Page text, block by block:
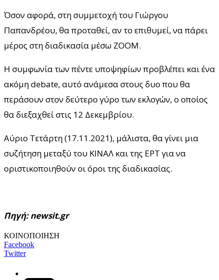
Όσον αφορά, στη συμμετοχή του Γιώργου
Παπανδρέου, θα προταθεί, αν το επιθυμεί, να πάρει
μέρος στη διαδικασία μέσω ZOOM.
Η συμφωνία των πέντε υποψηφίων προβλέπει και ένα
ακόμη debate, αυτό ανάμεσα στους δυο που θα
περάσουν στον δεύτερο γύρο των εκλογών, ο οποίος
θα διεξαχθεί στις 12 Δεκεμβρίου.
Αύριο Τετάρτη (17.11.2021), μάλιστα, θα γίνει μια
συζήτηση μεταξύ του ΚΙΝΑΛ και της ΕΡΤ για να
οριστικοποιηθούν οι όροι της διαδικασίας.
Πηγή: newsit.gr
ΚΟΙΝΟΠΟΙΗΣΗ
Facebook
Twitter